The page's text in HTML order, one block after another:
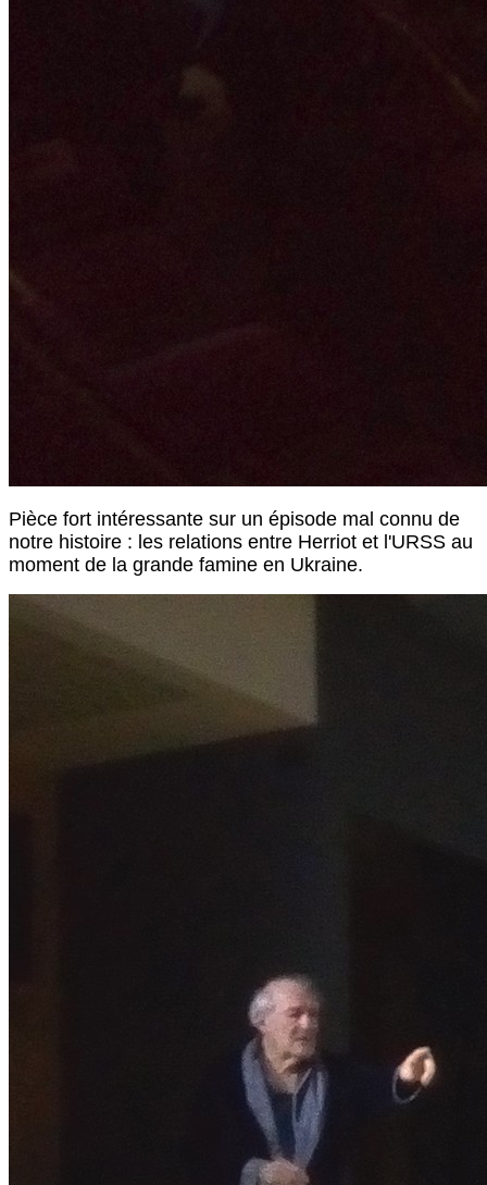
Pièce fort intéressante sur un épisode mal connu de
notre histoire : les relations entre Herriot et l'URSS au
moment de la grande famine en Ukraine.